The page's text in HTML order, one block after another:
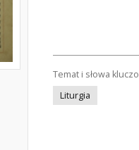
Temat i słowa
Liturgia